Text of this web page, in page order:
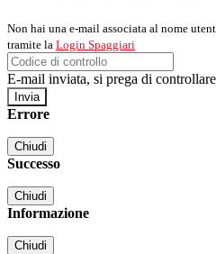
Non hai una e-mail associata al nome
tramite la Login Spaggiari
E-mail inviata, si prega di
Errore
Chiudi
Successo
Chiudi
Informazione
Chiudi